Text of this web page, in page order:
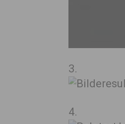
3.
4.